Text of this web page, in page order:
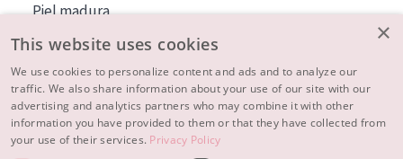
Piel madura
Piel expuesta al sol
Piel menopáusica
MÁS SOBRE NOSOTROS
INSPIRACIÓN
×
This website uses cookies
We use cookies to personalize content and ads and to analyze our
traffic. We also share information about your use of our site with our
advertising and analytics partners who may combine it with other
information you have provided to them or that they have collected from
your use of their services. Privacy Policy